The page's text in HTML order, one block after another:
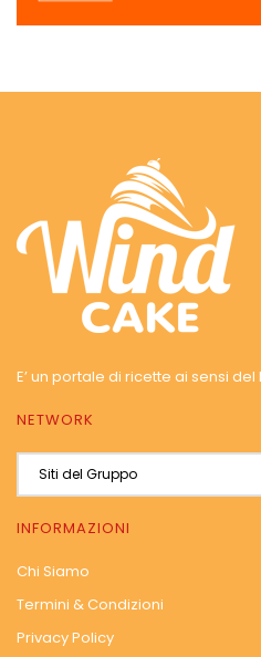
E’ un portale di ricette ai sensi del
NETWORK
INFORMAZIONI
Chi Siamo
Termini & Condizioni
Privacy Policy